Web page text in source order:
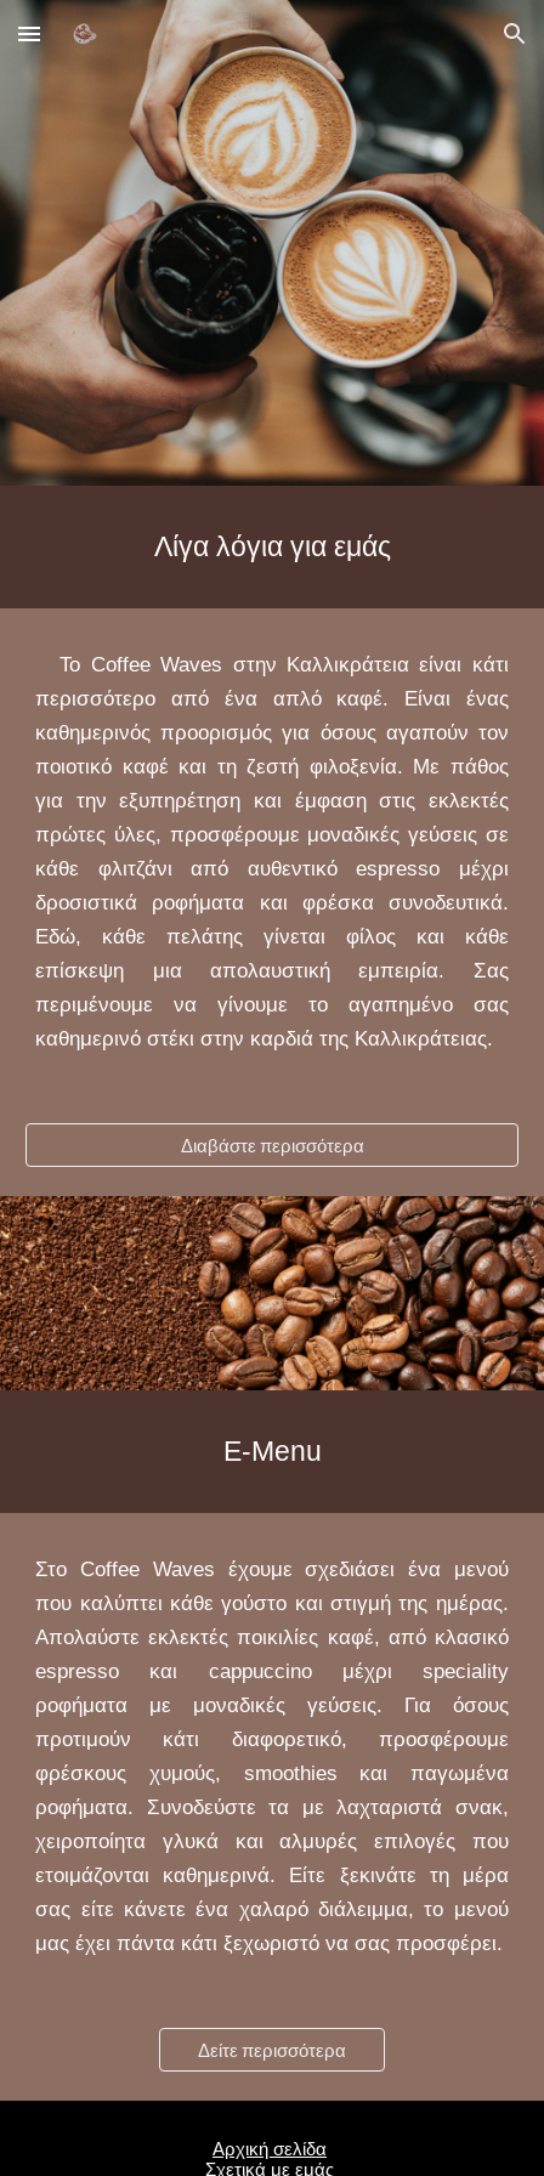
Skip to main content Skip to navigation
Λίγα λόγια για εμάς
Το Coffee Waves στην Καλλικράτεια είναι κάτι
περισσότερο από ένα απλό καφέ. Είναι ένας
καθημερινός προορισμός για όσους αγαπούν τον
ποιοτικό καφέ και τη ζεστή φιλοξενία. Με πάθος
για την εξυπηρέτηση και έμφαση στις εκλεκτές
πρώτες ύλες, προσφέρουμε μοναδικές γεύσεις σε
κάθε φλιτζάνι από αυθεντικό espresso μέχρι
δροσιστικά ροφήματα και φρέσκα συνοδευτικά.
Εδώ, κάθε πελάτης γίνεται φίλος και κάθε
επίσκεψη μια απολαυστική εμπειρία. Σας
περιμένουμε να γίνουμε το αγαπημένο σας
καθημερινό στέκι στην καρδιά της Καλλικράτειας.
Διαβάστε περισσότερα
E-Menu
Στο Coffee Waves έχουμε σχεδιάσει ένα μενού
που καλύπτει κάθε γούστο και στιγμή της ημέρας.
Απολαύστε εκλεκτές ποικιλίες καφέ, από κλασικό
espresso και cappuccino μέχρι speciality
ροφήματα με μοναδικές γεύσεις. Για όσους
προτιμούν κάτι διαφορετικό, προσφέρουμε
φρέσκους χυμούς, smoothies και παγωμένα
ροφήματα. Συνοδεύστε τα με λαχταριστά σνακ,
χειροποίητα γλυκά και αλμυρές επιλογές που
ετοιμάζονται καθημερινά. Είτε ξεκινάτε τη μέρα
σας είτε κάνετε ένα χαλαρό διάλειμμα, το μενού
μας έχει πάντα κάτι ξεχωριστό να σας προσφέρει.
Δείτε περισσότερα
Αρχική σελίδα
Σχετικά με εμάς